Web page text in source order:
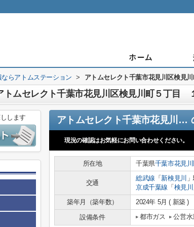
らアトムステーション > アトムセレクト千葉市花見川区検見
トムセレクト千葉市花見川区検見川町５丁目
アトムセレクト千葉市花見川区検見川町５丁目 １号棟
現況の確認はお気軽にお問い合わせください。
所在地 千葉県千葉市花見
交通
総武線 「 新検見川
京成千葉線 「 検見川
築年月（築年数）
2024年 5月 ( 新築 )
設備条件
都市ガス 公営水
します